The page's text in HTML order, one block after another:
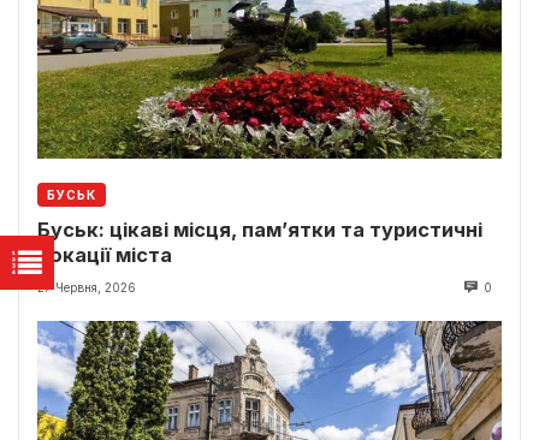
БУСЬК
Буськ: цікаві місця, пам’ятки та туристичні
локації міста
27 Червня, 2026 0